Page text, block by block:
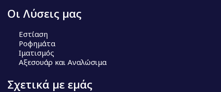
Οι Λύσεις μας
Εστίαση
Ροφημάτα
Ιματισμός
Αξεσουάρ και Αναλώσιμα
Σχετικά με εμάς